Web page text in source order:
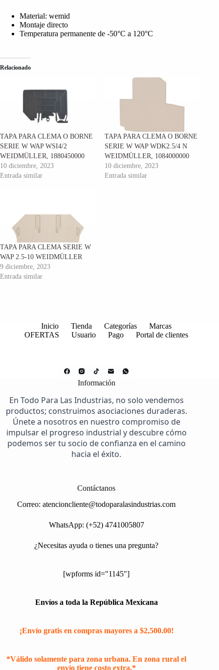
Material: wemid
Montaje directo
Temperatura permanente de -50°C a 120°C
Relacionado
TAPA PARA CLEMA O BORNE
SERIE W WAP WSI4/2
WEIDMÜLLER, 1880450000
10 diciembre, 2023
Entrada similar
TAPA PARA CLEMA O BORNE
SERIE W WAP WDK2.5/4 N
WEIDMÜLLER, 1084000000
10 diciembre, 2023
Entrada similar
TAPA PARA CLEMA SERIE W
WAP 2.5-10 WEIDMÜLLER
9 diciembre, 2023
Entrada similar
Inicio Tienda Categorías
Marcas
OFERTAS
Usuario Pago Portal de clientes
Información
En Todo Para Las Industrias, no solo vendemos
productos; construimos asociaciones duraderas.
Únete a nosotros en nuestro compromiso de
impulsar el progreso industrial y descubre cómo
podemos ser tu socio de confianza en el camino
hacia el éxito.
Contáctanos
Correo:atencioncliente@todoparalasindustrias.com
WhatsApp: (+52) 4741005807
¿Necesitas ayuda o tienes una pregunta?
[wpforms id="1145"]
Envíos a toda la República Mexicana
¡Envío gratis en compras mayores a $2,500.00!
*Válido solamente para zona urbana. En zona rural el
envío tiene costo extra.*